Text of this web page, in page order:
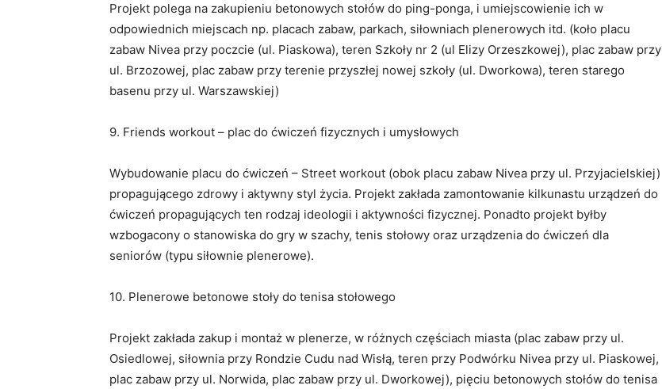
Projekt polega na zakupieniu betonowych stołów do ping-ponga, i umiejscowienie ich w
odpowiednich miejscach np. placach zabaw, parkach, siłowniach plenerowych itd. (koło placu
zabaw Nivea przy poczcie (ul. Piaskowa), teren Szkoły nr 2 (ul Elizy Orzeszkowej), plac zabaw przy
ul. Brzozowej, plac zabaw przy terenie przyszłej nowej szkoły (ul. Dworkowa), teren starego
basenu przy ul. Warszawskiej)
9. Friends workout – plac do ćwiczeń fizycznych i umysłowych
Wybudowanie placu do ćwiczeń – Street workout (obok placu zabaw Nivea przy ul. Przyjacielskiej)
propagującego zdrowy i aktywny styl życia. Projekt zakłada zamontowanie kilkunastu urządzeń do
ćwiczeń propagujących ten rodzaj ideologii i aktywności fizycznej. Ponadto projekt byłby
wzbogacony o stanowiska do gry w szachy, tenis stołowy oraz urządzenia do ćwiczeń dla
seniorów (typu siłownie plenerowe).
10. Plenerowe betonowe stoły do tenisa stołowego
Projekt zakłada zakup i montaż w plenerze, w różnych częściach miasta (plac zabaw przy ul.
Osiedlowej, siłownia przy Rondzie Cudu nad Wisłą, teren przy Podwórku Nivea przy ul. Piaskowej,
plac zabaw przy ul. Norwida, plac zabaw przy ul. Dworkowej), pięciu betonowych stołów do tenisa